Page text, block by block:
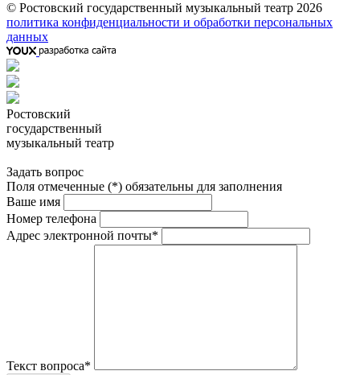
© Ростовский государственный музыкальный театр 2026
политика конфиденциальности и обработки персональных
данных
Ростовский
государственный
музыкальный театр
Задать вопрос
Поля отмеченные (*) обязательны для заполнения
Ваше имя
Номер телефона
Адрес электронной почты*
Текст вопроса*